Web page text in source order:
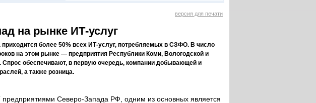
версия для печати
на рынке ИТ-услуг
более 50% всех ИТ-услуг, потребляемых в СЗФО. В число
на этом рынке — предприятия Республики Коми, Вологодской и
Спрос обеспечивают, в первую очередь, компании добывающей и
а также розница.
Северо-Запада РФ, одним из основных является